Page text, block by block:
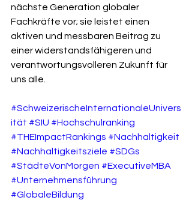
nächste Generation globaler
Fachkräfte vor; sie leistet einen
aktiven und messbaren Beitrag zu
einer widerstandsfähigeren und
verantwortungsvolleren Zukunft für
uns alle.
#SchweizerischeInternationaleUnivers
ität #SIU #Hochschulranking
#THEImpactRankings #Nachhaltigkeit
#Nachhaltigkeitsziele #SDGs
#StädteVonMorgen #ExecutiveMBA
#Unternehmensführung
#GlobaleBildung